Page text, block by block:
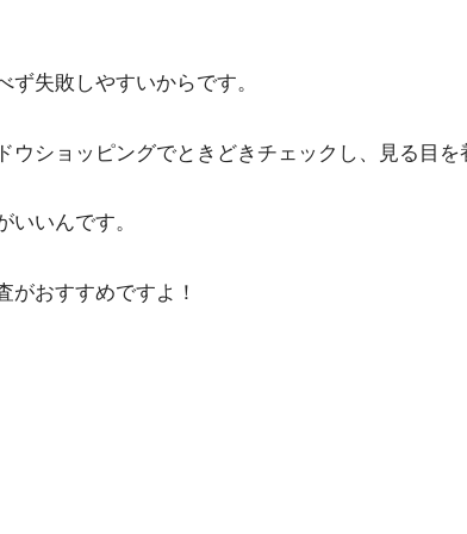
失敗しやすいからです。
ショッピングでときどきチェックし、見る目を
いんです。
がおすすめですよ！